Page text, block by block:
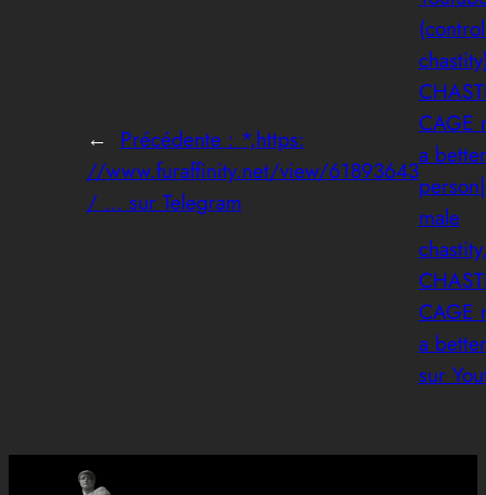
← Précédente : *,https:
//www.furaffinity.net/view/61893643
/ … sur Telegram
CAGE
a better
male
CAGE
a
sur